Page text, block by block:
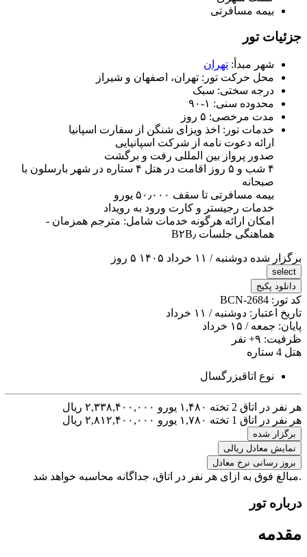
بیمه مسافرتی
جزئیات تور
شهر مبدأ: تهران
محل حرکت تور: تهران، اصفهان و شیراز
درجه سختی: سبک
محدوده سنی: ۱-۹۰
مدت مرخصی: ۵ روز
خدمات تور: اخذ ویزای شنگن از سفارت اسپانیا
ارائه دعوت نامه از شرکت اسپانیایی
صدور پرواز بین المللی رفت و برگشت
۴ شب و ۵ روز اقامت در هتل ۴ ستاره در شهر بارسلون با
صبحانه
بیمه مسافرتی تا سقف ۵۰٫۰۰۰ یورو
خدمات رجیستر و کارت ورود به رویداد
امکان ارائه هرگونه خدمات شامل: مترجم همزمان -
هماهنگی جلسات B۲B٫
برگزار شده دوشنبه / ۱۱ خرداد ۱۴۰۵ ۵ روز
select
دانلود پکیج
کد تور: BCN-2684
تاریخ اعتبار: دوشنبه / ۱۱ خرداد
پایان: جمعه / ۱۵ خرداد
ظرفیت: +۹ نفر
هتل 4 ستاره
نوع اتاقبزرگسال
هر نفر در اتاق 2 تخته ۱,۴۸۰ یورو
۲,۳۳۸,۴۰۰,۰۰۰ ریال
هر نفر در اتاق 1 تخته
۱,۷۸۰ یورو ۲,۸۱۲,۴۰۰,۰۰۰ ریال
برگزار شده
نمایش معادل ریالی
بروز رسانی نرخ معادل
.مبالغ فوق به ازای هر نفر در اتاق، جداگانه محاسبه خواهد شد
درباره تور
مقدمه